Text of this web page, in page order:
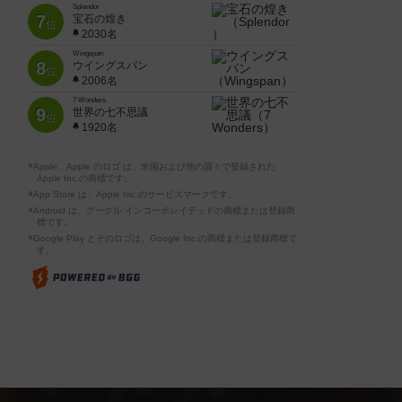
7位
Splendor
宝石の煌き
2030名
8位
Wingspan
ウイングスパン
2006名
9位
7 Wonders
世界の七不思議
1920名
※Apple、Apple のロゴ は、米国および他の国々で登録された
Apple Inc.の商標です。
※App Store は、Apple Inc.のサービスマークです。
※Android は、グーグル インコーポレイテッドの商標または登録商
標です。
※Google Play とそのロゴは、Google Inc.の商標または登録商標で
す。